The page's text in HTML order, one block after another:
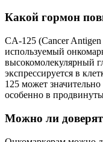
Какой гормон
CA-125 (Cancer
используемый
высокомолекулярный
экспрессируется в
125 может
особенно в
Можно ли